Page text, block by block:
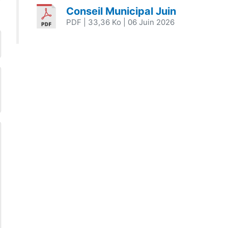
Conseil Municipal Juin
PDF | 33,36 Ko | 06 Juin 2026